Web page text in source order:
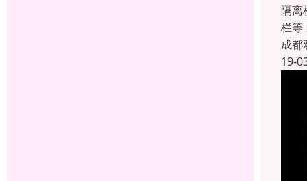
隔离
栏等
成都
19-